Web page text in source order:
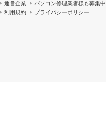
運営企業
パソコン修理業者様も募集中
利用規約
プライバシーポリシー